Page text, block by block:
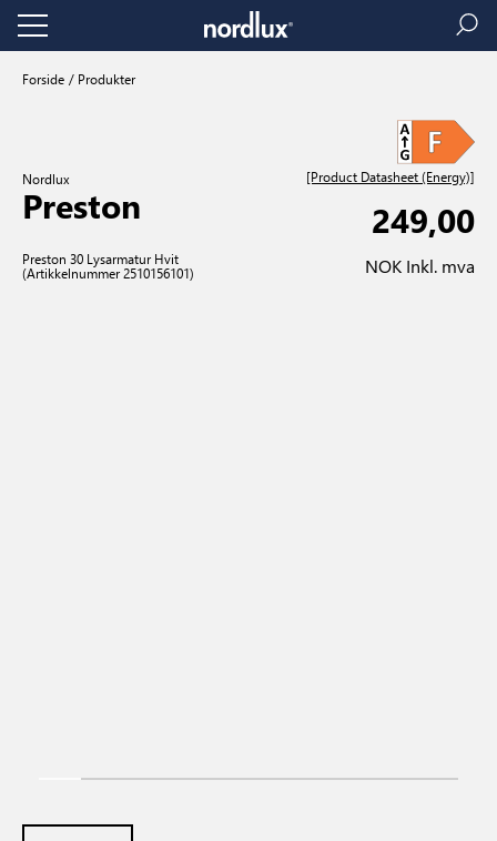
Forside Produkter
Nordlux
Preston
Preston 30 Lysarmatur Hvit
(Artikkelnummer 2510156101)
[Product Datasheet (Energy)]
249,00
NOK Inkl. mva